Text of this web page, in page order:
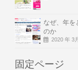
なぜ、年を
のか
2020 年 3
固定ページ